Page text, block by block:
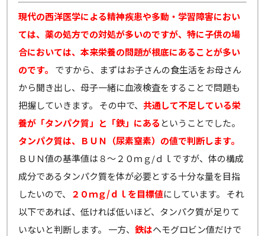
現代の西洋医学による精神疾患や多動・学習障害におい
ては、薬の処方での対処が多いのですが、特に子供の場
合においては、本来栄養の問題が根底にあることが多い
のです。
ですから、まずはお子さんの食生活をお母さん
から聞き出し、母子一緒に血液検査をすることで問題も
把握していきます。 その中で、共通して不足している栄
養が「タンパク質」と「鉄」にある ということでした。
タンパク質は、ＢＵＮ（尿素窒素）の値で判断します。
ＢＵＮ値の基準値は８～２０ｍｇ/ｄｌですが、体の構成
成分であるタンパク質を体が必要とする十分な量を目指
したいので、
２０ｍｇ/ｄｌを目標値にしています。 それ
以下であれば、低ければ低いほど、タンパク質が足りて
いないと判断します。 一方、鉄はヘモグロビン値だけで